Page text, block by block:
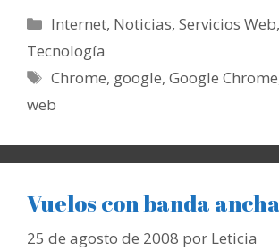
Categorías
Internet, Noticias,Servicios Web
Tecnología
Etiquetas
Chrome, google,Google Chrome
web
Vuelos con banda ancha
25 de agosto de 2008 por Leticia